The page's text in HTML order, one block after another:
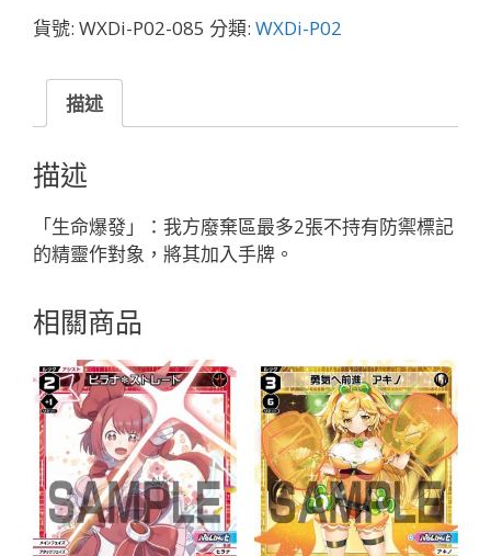
凶
チ
キ
ュ
ウ
「黑
色
精
奏
武
勇
LV2
有
LB」
數
量
貨號: WXDi-P02-085 分類: WXDi-P02
描述
描述
「生命爆發」：我方廢棄區最多2張不持有防禦標記
的精靈作對象，將其加入手牌。
相關商品